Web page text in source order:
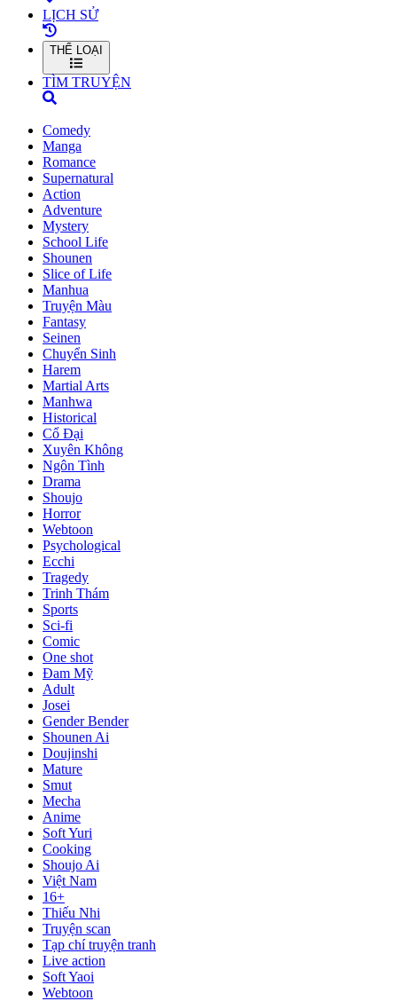
LỊCH SỬ
THỂ LOẠI
TÌM TRUYỆN
Comedy
Manga
Romance
Supernatural
Action
Adventure
Mystery
School Life
Shounen
Slice of Life
Manhua
Truyện Màu
Fantasy
Seinen
Chuyển Sinh
Harem
Martial Arts
Manhwa
Historical
Cổ Đại
Xuyên Không
Ngôn Tình
Drama
Shoujo
Horror
Webtoon
Psychological
Ecchi
Tragedy
Trinh Thám
Sports
Sci-fi
Comic
One shot
Đam Mỹ
Adult
Josei
Gender Bender
Shounen Ai
Doujinshi
Mature
Smut
Mecha
Anime
Soft Yuri
Cooking
Shoujo Ai
Việt Nam
16+
Thiếu Nhi
Truyện scan
Tạp chí truyện tranh
Live action
Soft Yaoi
Webtoon